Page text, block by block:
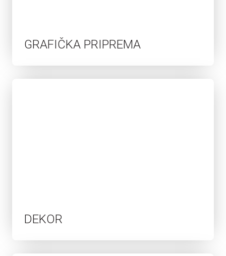
GRAFIČKA PRIPREMA
DEKOR